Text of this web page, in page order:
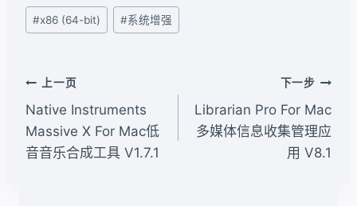
文
章
签：
#x86 (64-bit) #系统增强
文
章
导
航
上一页
Native Instruments
Massive X For Mac低
音音乐合成工具 V1.7.1
下一步
Librarian Pro For Mac
多媒体信息收集管理应
用 V8.1